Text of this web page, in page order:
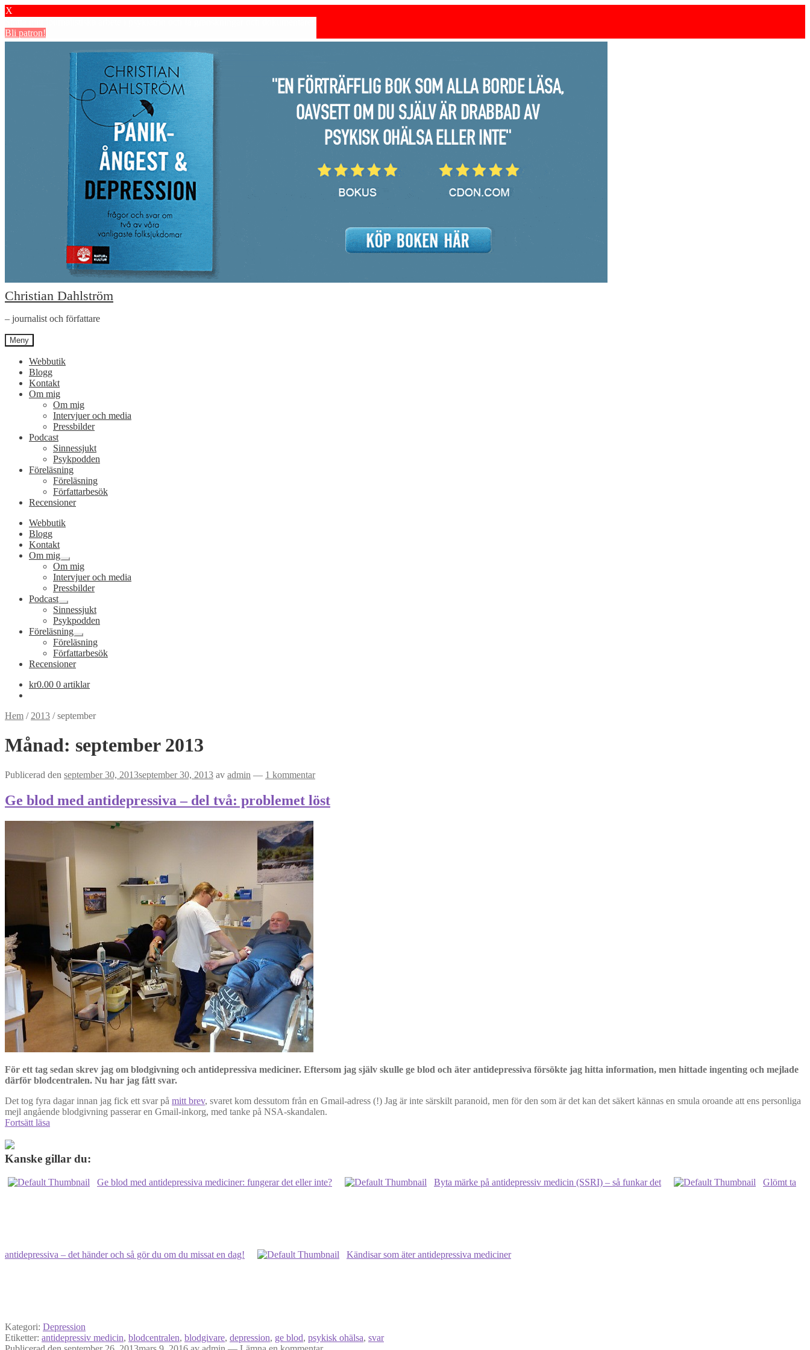
X
Bli patron!
Hoppa
till
navigering
Hoppa
till
innehåll
Christian Dahlström
– journalist och författare
Meny
Webbutik
Blogg
Kontakt
Om mig
Om mig
Intervjuer och media
Pressbilder
Podcast
Sinnessjukt
Psykpodden
Föreläsning
Föreläsning
Författarbesök
Recensioner
Webbutik
Blogg
Kontakt
Om mig
Expandera
undermeny
Om mig
Intervjuer och media
Pressbilder
Podcast
Expandera
undermeny
Sinnessjukt
Psykpodden
Föreläsning
Expandera
undermeny
Föreläsning
Författarbesök
Recensioner
kr0.00 0 artiklar
Hem / 2013 /september
Månad: september 2013
Publicerad den september 30, 2013september 30, 2013 av admin — 1 kommentar
Ge blod med antidepressiva – del två: problemet löst
För ett tag sedan skrev jag om blodgivning och antidepressiva mediciner. Eftersom jag själv skulle ge blod och äter antidepressiva försökte jag hitta information, men hittade ingenting och mejlade
därför blodcentralen. Nu har jag fått svar.
Det tog fyra dagar innan jag fick ett svar på mitt brev, svaret kom dessutom från en Gmail-adress (!) Jag är inte särskilt paranoid, men för den som är det kan det säkert kännas en smula oroande att ens personliga
mejl angående blodgivning passerar en Gmail-inkorg, med tanke på NSA-skandalen.
Fortsätt läsa
antidepressiva
–
två:
Kanske gillar du:
Ge blod med antidepressiva mediciner: fungerar det eller inte? Byta märke på antidepressiv medicin (SSRI) – så funkar det Glömt ta
antidepressiva – det händer och så gör du om du missat en dag! Kändisar som äter antidepressiva mediciner
Kategori: Depression
Etiketter: antidepressiv medicin, blodcentralen, blodgivare, depression, ge blod, psykisk ohälsa, svar